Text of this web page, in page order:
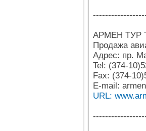
АРМЕН ТУР
Продажа
Адрес: пр.
Tel: (374-
Fax: (374-
E-mail:
URL: